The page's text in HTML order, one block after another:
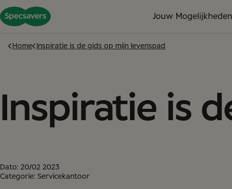
Jouw Mogelijkheden
Home Inspiratie is de gids op mijn levenspad
Inspiratie is
Dato: 20/02 2023
Categorie: Servicekantoor